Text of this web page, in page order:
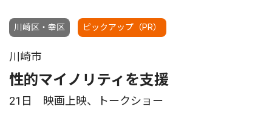
川崎区・幸区 ピックアップ（PR）
川崎市
性的マイノリティを支援
21日 映画上映、トークショー